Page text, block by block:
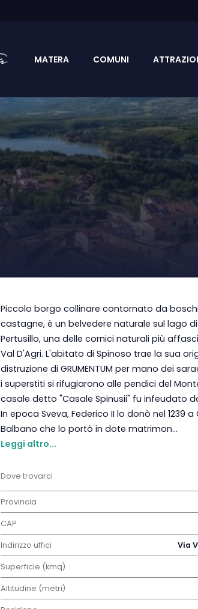
MATERA COMUNI
Piccolo borgo collinare contornato da
castagne, è un belvedere naturale sul lago
Pertusillo, una delle cornici naturali più
Val D'Agri. L'abitato di Spinoso trae la sua
distruzione di GRUMENTUM per mano dei
i superstiti si rifugiarono alle pendici del
casale detto "Casale Spinusii" fu infeudato
In epoca Sveva, Federico II lo donò nel 1239 a
Balbano che lo portò in dote matrimon...
Leggi altro...
Dove trovarci
Provincia
CAP
Indirizzo uffici Via
Superficie (kmq)
Altitudine (metri)